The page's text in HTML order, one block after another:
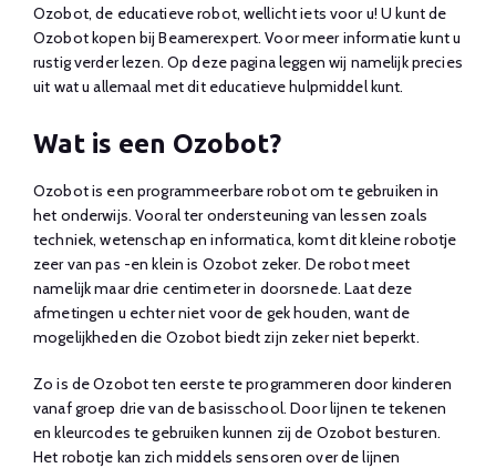
Ozobot, de educatieve robot, wellicht iets voor u! U kunt de
Ozobot kopen bij Beamerexpert. Voor meer informatie kunt u
rustig verder lezen. Op deze pagina leggen wij namelijk precies
uit wat u allemaal met dit educatieve hulpmiddel kunt.
Wat is een Ozobot?
Ozobot is een programmeerbare robot om te gebruiken in
het onderwijs. Vooral ter ondersteuning van lessen zoals
techniek, wetenschap en informatica, komt dit kleine robotje
zeer van pas -en klein is Ozobot zeker. De robot meet
namelijk maar drie centimeter in doorsnede. Laat deze
afmetingen u echter niet voor de gek houden, want de
mogelijkheden die Ozobot biedt zijn zeker niet beperkt.
Zo is de Ozobot ten eerste te programmeren door kinderen
vanaf groep drie van de basisschool. Door lijnen te tekenen
en kleurcodes te gebruiken kunnen zij de Ozobot besturen.
Het robotje kan zich middels sensoren over de lijnen